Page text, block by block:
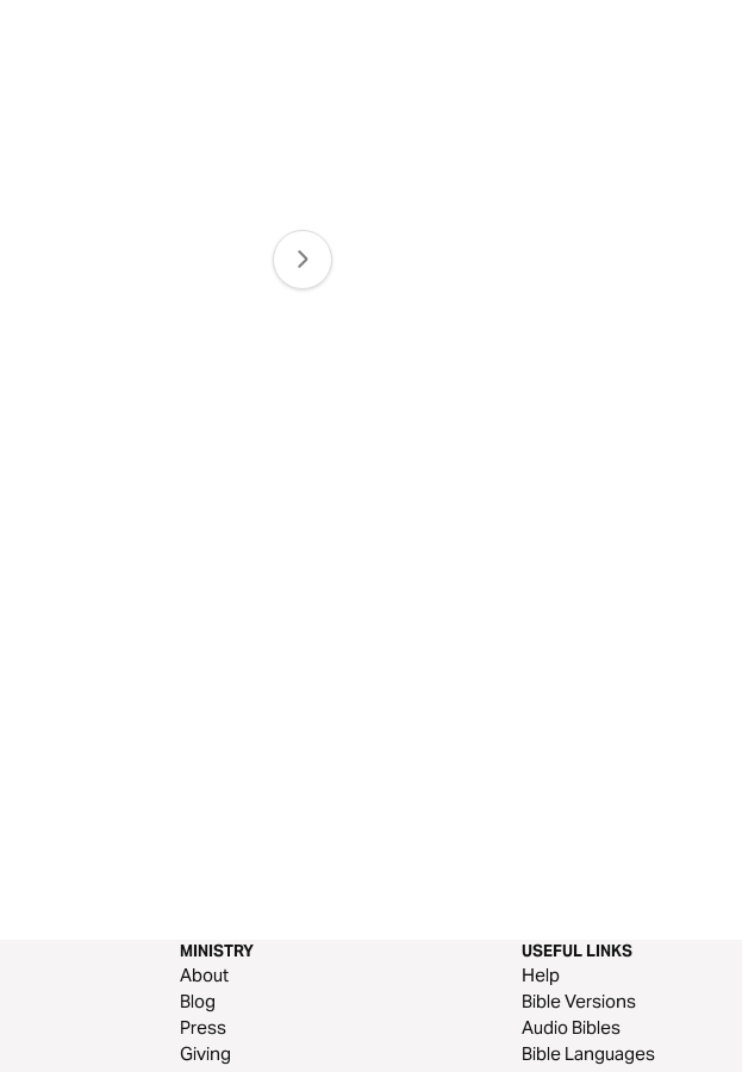
MINISTRY
About
Blog
Press
Giving
USEFUL LINKS
Help
Bible Versions
Audio Bibles
Bible Languages